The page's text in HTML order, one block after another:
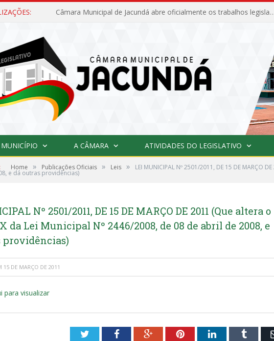
Câmara Municipal de Jacundá abre oficialmente os trabalhos legislativos de 2026
A CÂMARA ATIVIDADES DO LEGISLATIVO
Home » Publicações Oficiais » Leis » LEI MUNICIPAL Nº 2501/2011, DE 15 DE MARÇO
e dá outras providências)
Nº 2501/2011, DE 15 DE MARÇO DE 2011 (Que altera o
da Lei Municipal Nº 2446/2008, de 08 de abril de 2008, e
providências)
15 DE MARÇO DE 2011
para visualizar
TwitterFacebookGoogle+PinterestLinkedIn